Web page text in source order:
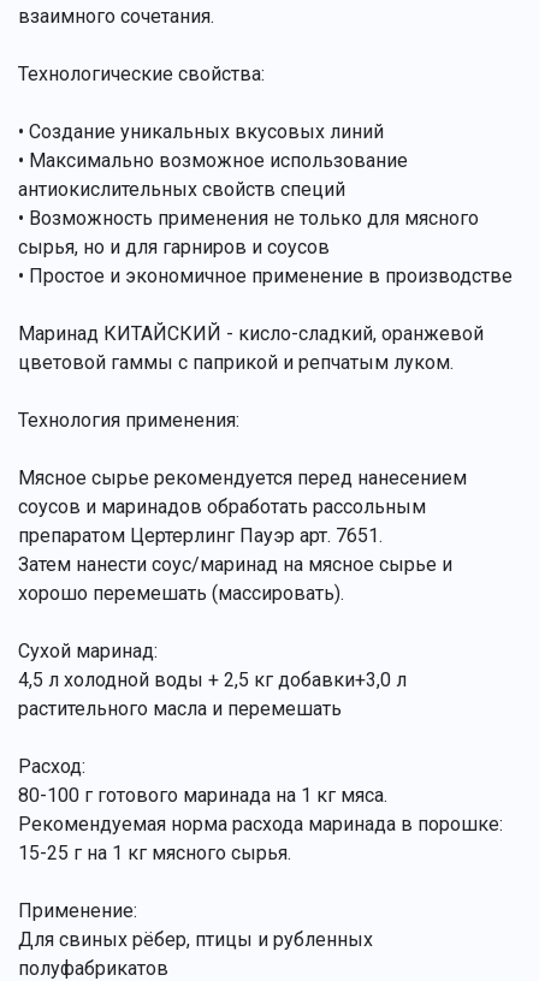
взаимного сочетания.
Технологические свойства:
• Создание уникальных вкусовых линий
• Максимально возможное использование
антиокислительных свойств специй
• Возможность применения не только для мясного
сырья, но и для гарниров и соусов
• Простое и экономичное применение в производстве
Маринад КИТАЙСКИЙ - кисло-сладкий, оранжевой
цветовой гаммы с паприкой и репчатым луком.
Технология применения:
Мясное сырье рекомендуется перед нанесением
соусов и маринадов обработать рассольным
препаратом Цертерлинг Пауэр арт. 7651.
Затем нанести соус/маринад на мясное сырье и
хорошо перемешать (массировать).
Сухой маринад:
4,5 л холодной воды + 2,5 кг добавки+3,0 л
растительного масла и перемешать
Расход:
80-100 г готового маринада на 1 кг мяса.
Рекомендуемая норма расхода маринада в порошке:
15-25 г на 1 кг мясного сырья.
Применение:
Для свиных рёбер, птицы и рубленных
полуфабрикатов